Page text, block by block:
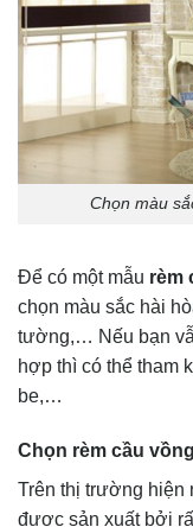
Chọn màu
Để có một mẫu rèm
chọn màu sắc hài
tường,… Nếu bạn
hợp thì có thể tham
be,…
Chọn rèm cầu
Trên thị trường hiện
được sản xuất bởi